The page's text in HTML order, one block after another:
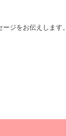
ジをお伝えします。